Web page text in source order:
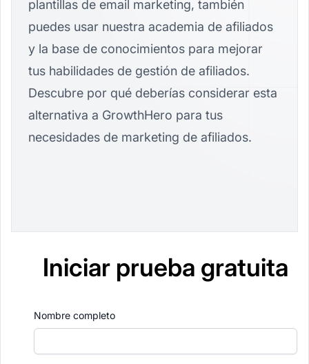
plantillas de email marketing, también
puedes usar nuestra academia de afiliados
y la base de conocimientos para mejorar
tus habilidades de gestión de afiliados.
Descubre por qué deberías considerar esta
alternativa a GrowthHero para tus
necesidades de marketing de afiliados.
Iniciar prueba gratuita
Nombre completo